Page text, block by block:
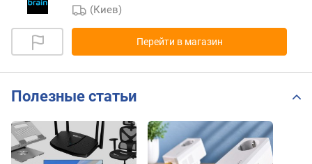
(Киев)
Перейти в магазин
Полезные статьи